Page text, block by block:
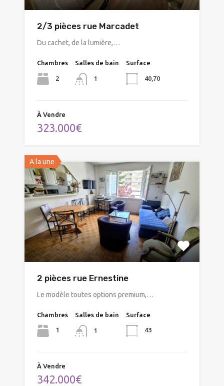
2/3 pièces rue Marcadet
Du cachet, de la lumière,…
Chambres
2
Salles de bain
1
Surface
40,70
À Vendre
323.000€
A la une
2 pièces rue Ernestine
Le modèle toutes options premium,…
Chambres
1
Salles de bain
1
Surface
43
À Vendre
342.000€